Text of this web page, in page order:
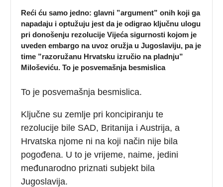
Reći ću samo jedno: glavni ”argument” onih koji ga
napadaju i optužuju jest da je odigrao ključnu ulogu
pri donošenju rezolucije Vijeća sigurnosti kojom je
uveden embargo na uvoz oružja u Jugoslaviju, pa je
time ”razoružanu Hrvatsku izručio na pladnju”
Miloševiću. To je posvemašnja besmislica
To je posvemašnja besmislica.
Ključne su zemlje pri koncipiranju te
rezolucije bile SAD, Britanija i Austrija, a
Hrvatska njome ni na koji način nije bila
pogođena. U to je vrijeme, naime, jedini
međunarodno priznati subjekt bila
Jugoslavija.